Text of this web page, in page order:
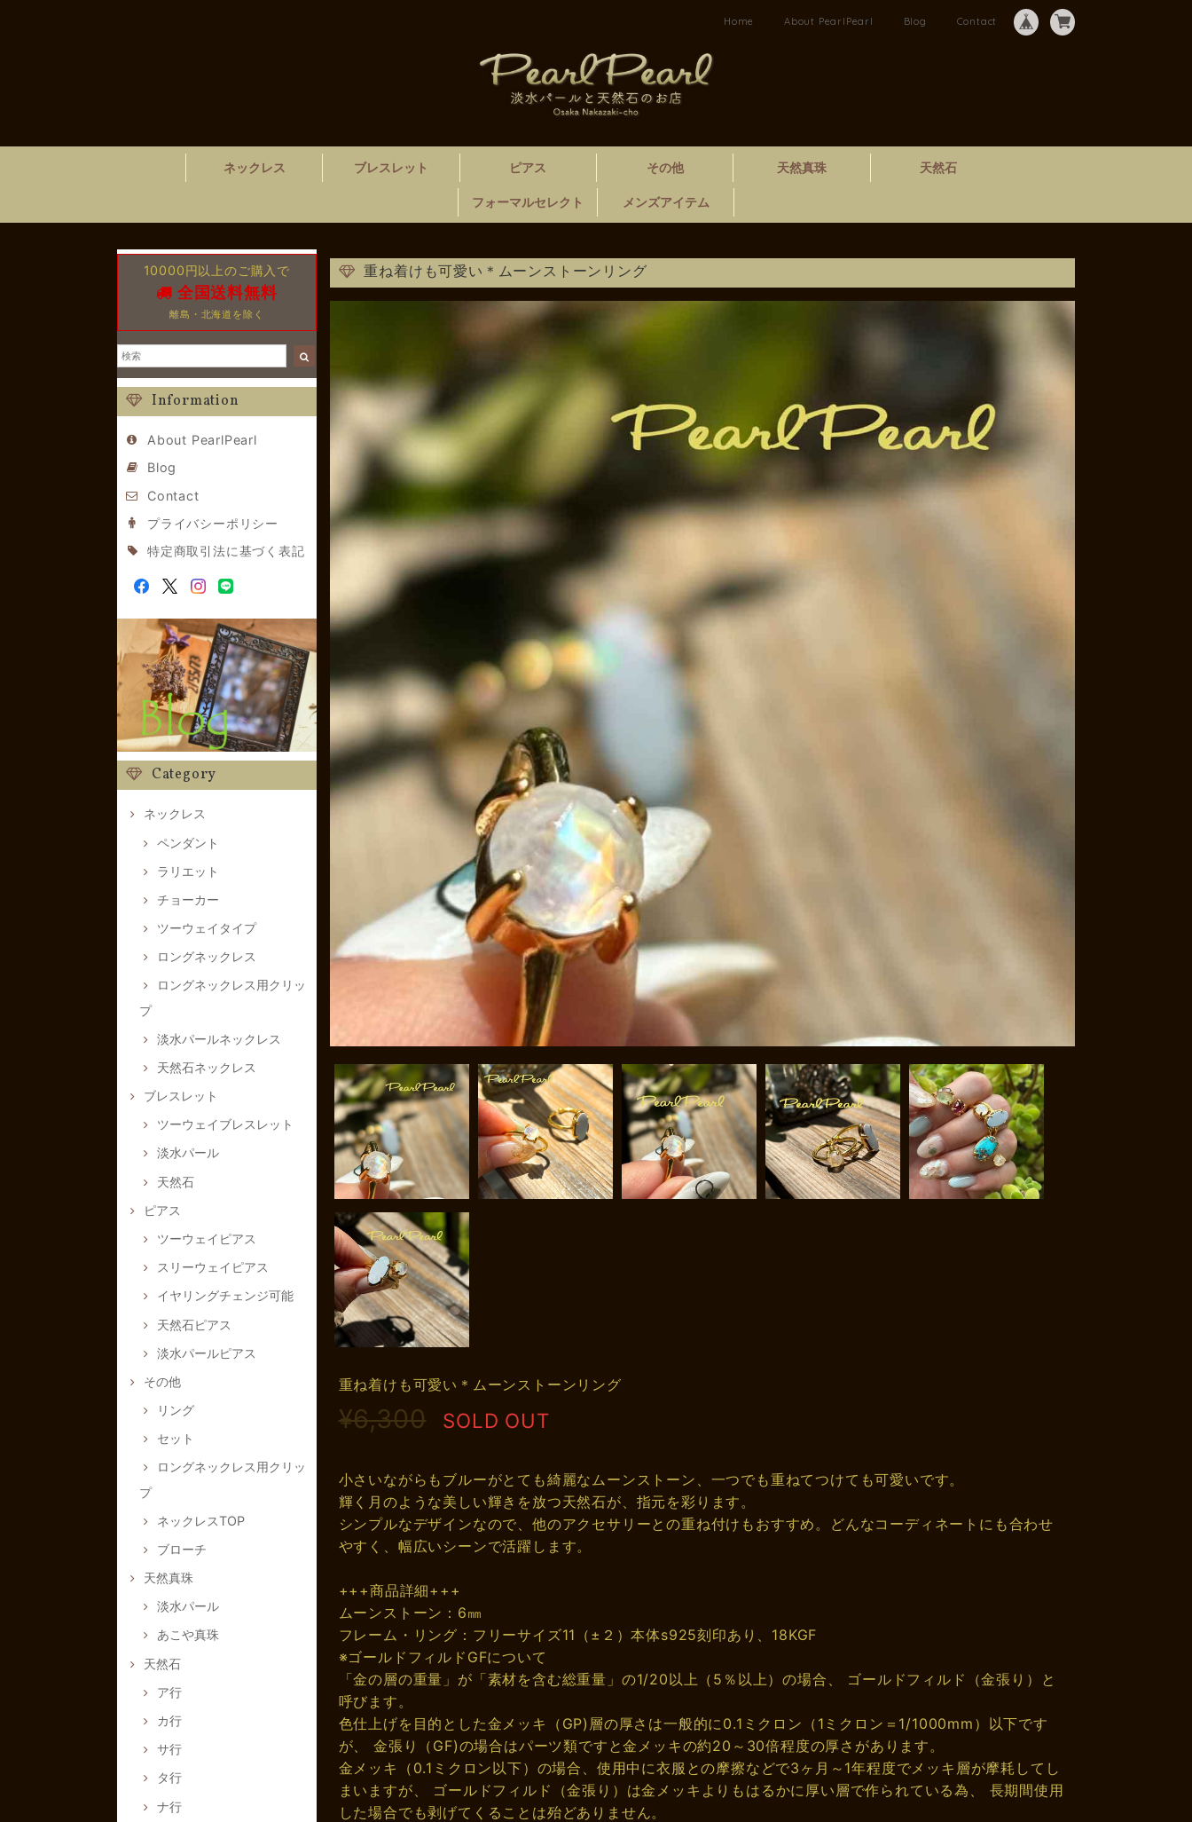
Home About PearlPearl Blog Contact
ネックレス ブレスレット ピアス その他 天然真珠 天然石
フォーマルセレクト メンズアイテム
10000円以上のご購入で
全国送料無料
離島・北海道を除く
Information
About PearlPearl
Blog
Contact
プライバシーポリシー
特定商取引法に基づく表記
Category
ネックレス
ペンダント
ラリエット
チョーカー
ツーウェイタイプ
ロングネックレス
ロングネックレス用クリッ
プ
淡水パールネックレス
天然石ネックレス
ブレスレット
ツーウェイブレスレット
淡水パール
天然石
ピアス
ツーウェイピアス
スリーウェイピアス
イヤリングチェンジ可能
天然石ピアス
淡水パールピアス
その他
リング
セット
ロングネックレス用クリッ
プ
ネックレスTOP
ブローチ
天然真珠
淡水パール
あこや真珠
天然石
ア行
カ行
サ行
タ行
ナ行
重ね着けも可愛い＊ムーンストーンリング
重ね着けも可愛い＊ムーンストーンリング
¥6,300 SOLD OUT
小さいながらもブルーがとても綺麗なムーンストーン、一つでも重ねてつけても可愛いです。
輝く月のような美しい輝きを放つ天然石が、指元を彩ります。
シンプルなデザインなので、他のアクセサリーとの重ね付けもおすすめ。どんなコーディネートにも合わせ
やすく、幅広いシーンで活躍します。
+++商品詳細+++
ムーンストーン：6㎜
フレーム・リング：フリーサイズ11（±２）本体s925刻印あり、18KGF
※ゴールドフィルドGFについて
「金の層の重量」が「素材を含む総重量」の1/20以上（5％以上）の場合、 ゴールドフィルド（金張り）と
呼びます。
色仕上げを目的とした金メッキ（GP)層の厚さは一般的に0.1ミクロン（1ミクロン＝1/1000mm）以下です
が、 金張り（GF)の場合はパーツ類ですと金メッキの約20～30倍程度の厚さがあります。
金メッキ（0.1ミクロン以下）の場合、使用中に衣服との摩擦などで3ヶ月～1年程度でメッキ層が摩耗してし
まいますが、 ゴールドフィルド（金張り）は金メッキよりもはるかに厚い層で作られている為、 長期間使用
した場合でも剥げてくることは殆どありません。